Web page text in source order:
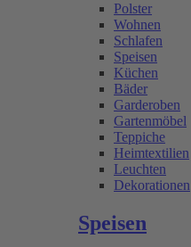
Polster
Wohnen
Schlafen
Speisen
Küchen
Bäder
Garderoben
Gartenmöbel
Teppiche
Heimtextilien
Leuchten
Dekorationen
Speisen